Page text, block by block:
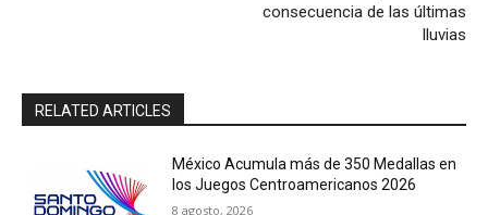
consecuencia de las últimas
lluvias
RELATED ARTICLES
México Acumula más de 350 Medallas en
los Juegos Centroamericanos 2026
8 agosto, 2026